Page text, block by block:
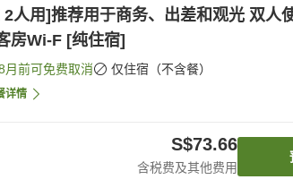
2人用]推荐用于商务、出差和观光 双人
房Wi-F [纯住宿]
月前可免费取消 仅住宿（不含餐）
详情
S$73.66
含税费及其他费用